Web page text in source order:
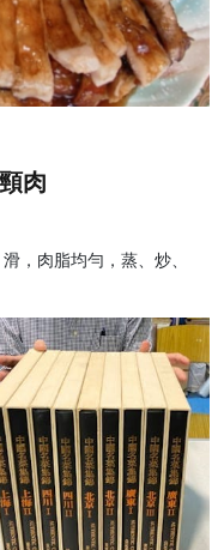
肉
，肉脂均勻，蒸、炒、